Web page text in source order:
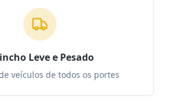
Leve e Pesado
veículos de todos os portes